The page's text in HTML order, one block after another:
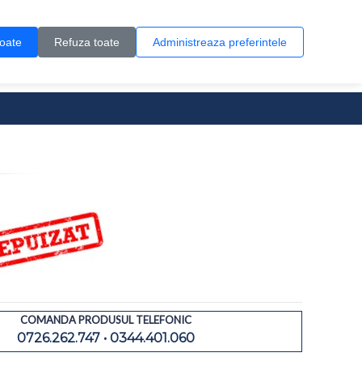
Refuza toate Administreaza preferintele
0 produs(e)
COMANDA PRODUSUL TELEFONIC
0726.262.747 • 0344.401.060